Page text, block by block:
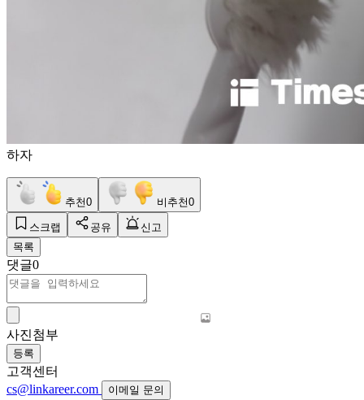
하자
추천0 비추천0
스크랩 공유
신고
목록
댓글0
사진첨부
등록
고객센터
cs@linkareer.com
이메일 문의